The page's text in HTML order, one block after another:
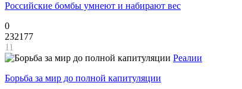
Российские бомбы умнеют и набирают вес
0
232177
11
Реалии
Борьба за мир до полной капитуляции